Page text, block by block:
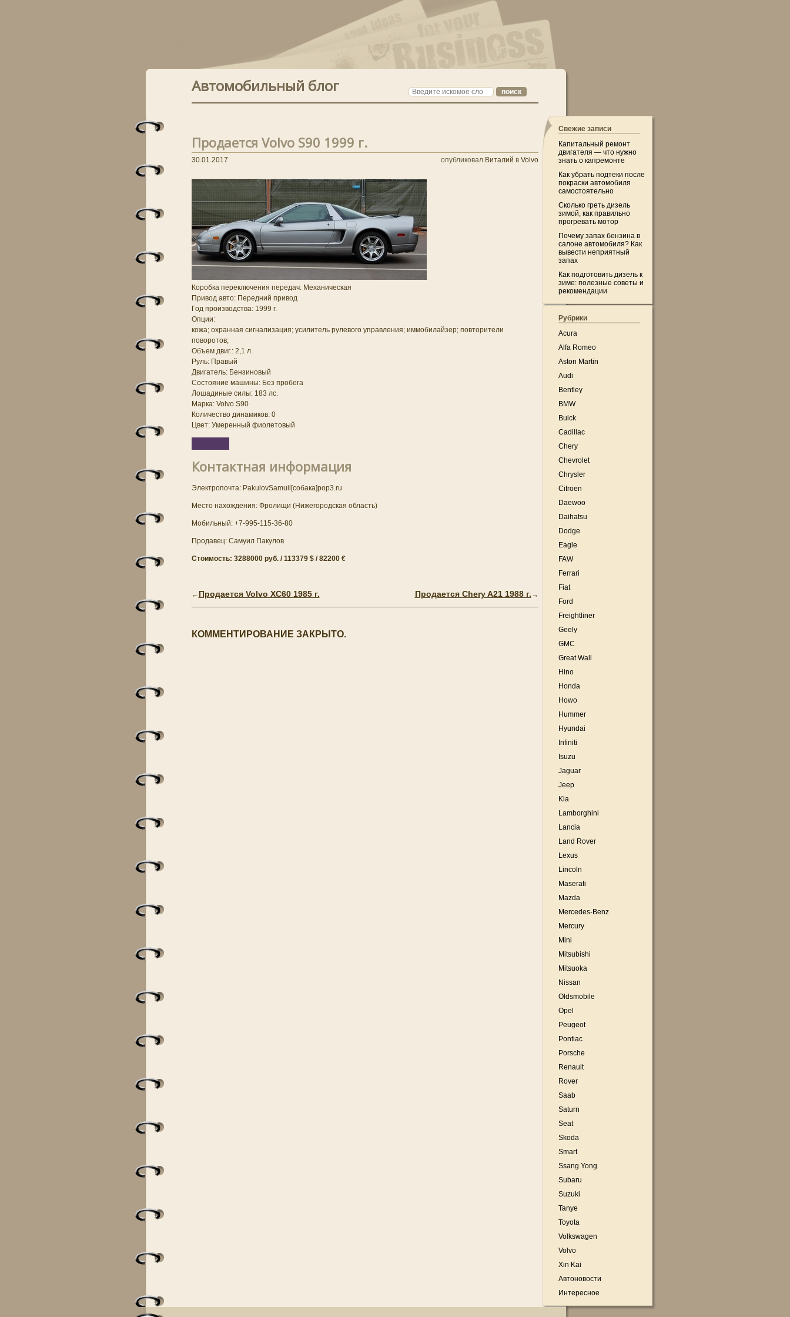
Автомобильный блог
Продается Volvo S90 1999 г.
30.01.2017 опубликовал Виталий в Volvo
Коробка переключения передач: Механическая
Привод авто: Передний привод
Год производства: 1999 г.
Опции:
кожа; охранная сигнализация; усилитель рулевого управления; иммобилайзер; повторители
поворотов;
Объем двиг.: 2,1 л.
Руль: Правый
Двигатель: Бензиновый
Состояние машины: Без пробега
Лошадиные силы: 183 лс.
Марка: Volvo S90
Количество динамиков: 0
Цвет: Умеренный фиолетовый
Контактная информация
Электропочта: PakulovSamuil[собака]pop3.ru
Место нахождения: Фролищи (Нижегородская область)
Мобильный: +7-995-115-36-80
Продавец: Самуил Пакулов
Стоимость: 3288000 руб. / 113379 $ / 82200 €
← Продается Volvo XC60 1985 г. Продается Chery A21 1988 г. →
КОММЕНТИРОВАНИЕ ЗАКРЫТО.
Свежие записи
Капитальный ремонт
двигателя — что нужно
знать о капремонте
Как убрать подтеки после
покраски автомобиля
самостоятельно
Сколько греть дизель
зимой, как правильно
прогревать мотор
Почему запах бензина в
салоне автомобиля? Как
вывести неприятный
запах
Как подготовить дизель к
зиме: полезные советы и
рекомендации
Рубрики
Acura
Alfa Romeo
Aston Martin
Audi
Bentley
BMW
Buick
Cadillac
Chery
Chevrolet
Chrysler
Citroen
Daewoo
Daihatsu
Dodge
Eagle
FAW
Ferrari
Fiat
Ford
Freightliner
Geely
GMC
Great Wall
Hino
Honda
Howo
Hummer
Hyundai
Infiniti
Isuzu
Jaguar
Jeep
Kia
Lamborghini
Lancia
Land Rover
Lexus
Lincoln
Maserati
Mazda
Mercedes-Benz
Mercury
Mini
Mitsubishi
Mitsuoka
Nissan
Oldsmobile
Opel
Peugeot
Pontiac
Porsche
Renault
Rover
Saab
Saturn
Seat
Skoda
Smart
Ssang Yong
Subaru
Suzuki
Tanye
Toyota
Volkswagen
Volvo
Xin Kai
Автоновости
Интересное